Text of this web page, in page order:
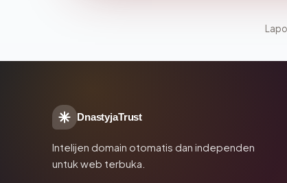
DnastyjaTrust
Intelijen domain otomatis dan independen
untuk web terbuka.